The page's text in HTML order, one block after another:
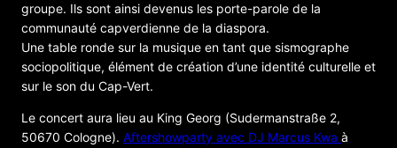
groupe. Ils sont ainsi devenus les porte-parole de la
communauté capverdienne de la diaspora.
Une table ronde sur la musique en tant que sismographe
sociopolitique, élément de création d’une identité culturelle et
sur le son du Cap-Vert.
Le concert aura lieu au King Georg (Sudermanstraße 2,
50670 Cologne). Aftershowparty avec DJ Marcus Kwa à